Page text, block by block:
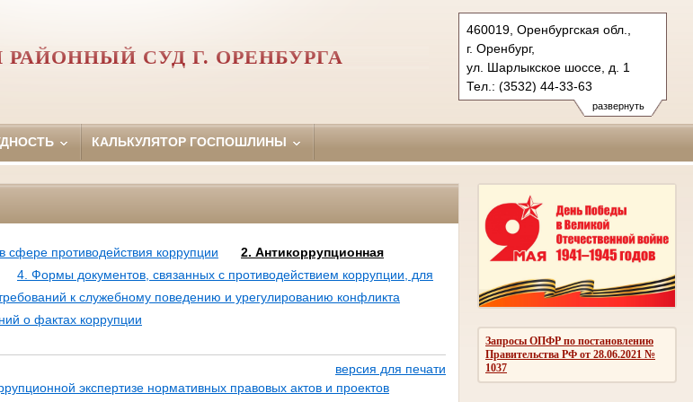
развернуть
460019, Оренбургская обл.,
г. Оренбург,
ул. Шарлыкское шоссе, д. 1
Тел.: (3532) 44-33-63
44-30-98 (ф.)
dzerzhinsky.orb@sudrf.ru
СУД Г. ОРЕНБУРГА
КАЛЬКУЛЯТОР ГОСПОШЛИНЫ
Запросы ОПФР по постановлению
Правительства РФ от 28.06.2021 №
1037
противодействия коррупции
2. Антикоррупционная
4. Формы документов, связанных с противодействием коррупции, для
к служебному поведению и урегулированию конфликта
о фактах коррупции
версия для печати
экспертизе нормативных правовых актов и проектов